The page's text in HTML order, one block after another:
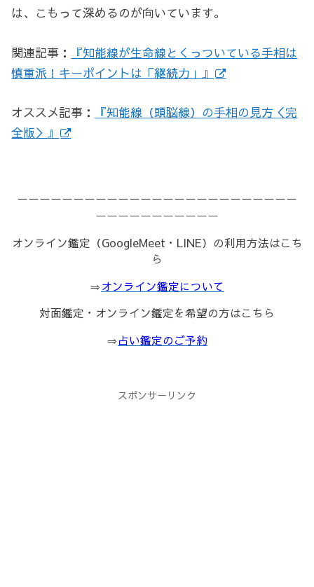
は、こもって深めるのが向いています。
関連記事：
『知能線が生命線とくっついている手相は
慎重派！キーポイントは「継続力」』
オススメ記事：
『知能線（頭脳線）の手相の見方＜完
全版＞』
ーーーーーーーーーーーーーーーーーーーーーーーーー
ーーーーーーーーーーー
オンライン鑑定（GoogleMeet・LINE）の利用方法はこち
ら
⇒オンライン鑑定について
対面鑑定・オンライン鑑定を希望の方はこちら
⇒占い鑑定のご予約
スポンサーリンク